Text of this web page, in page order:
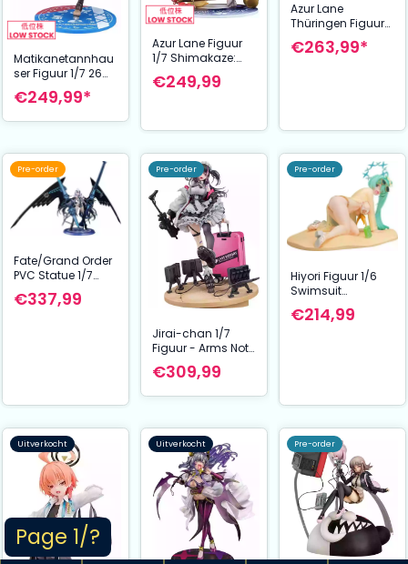
Page 1/?
Matikanetannhau
ser Figuur 1/7 26
cm Uma Musume
Pretty Derby
€249,99*
Azur Lane Figuur
1/7 Shimakaze:
Clumsy Moon
Rabbit 25 cm
€249,99
Azur Lane
Thüringen Figuur
1/7 Tidying in the
Moonlight 27 cm
€263,99*
Pre-order
Fate/Grand Order
PVC Statue 1/7
Lancer/Mélusine
23 cm
€337,99
Pre-order
Jirai-chan 1/7
Figuur - Arms Note
Series (Illustratie
door Ryosuke
€309,99
Pre-order
Hiyori Figuur 1/6
Swimsuit
Memorial Lobby
Ver. Blue Archive
€214,99
Uitverkocht Uitverkocht Pre-order